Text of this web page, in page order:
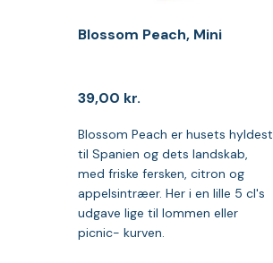
Blossom Peach, Mini
39,00 kr.
Blossom Peach er husets hyldest
til Spanien og dets landskab,
med friske fersken, citron og
appelsintræer. Her i en lille 5 cl's
udgave lige til lommen eller
picnic- kurven.